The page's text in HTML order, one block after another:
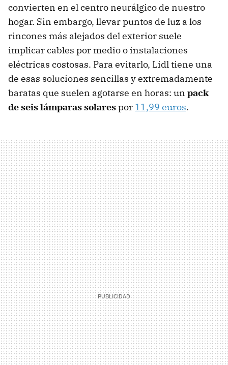
convierten en el centro neurálgico de nuestro
hogar. Sin embargo, llevar puntos de luz a los
rincones más alejados del exterior suele
implicar cables por medio o instalaciones
eléctricas costosas. Para evitarlo, Lidl tiene una
de esas soluciones sencillas y extremadamente
baratas que suelen agotarse en horas: un pack
de seis lámparas solarespor 11,99 euros.